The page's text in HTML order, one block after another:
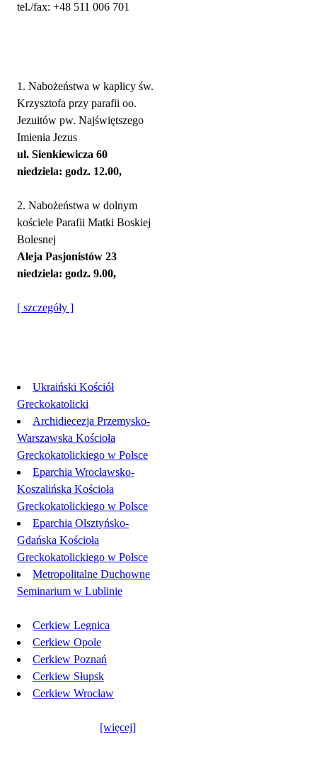
tel./fax: +48 511 006 701
1. Nabożeństwa w kaplicy św.
Krzysztofa przy parafii oo.
Jezuitów pw. Najświętszego
Imienia Jezus
ul. Sienkiewicza 60
niedziela: godz. 12.00,
2. Nabożeństwa w dolnym
kościele Parafii Matki Boskiej
Bolesnej
Aleja Pasjonistów 23
niedziela: godz. 9.00,
[ szczegóły ]
Ukraiński Kościół
Greckokatolicki
Archidiecezja Przemysko-
Warszawska Kościoła
Greckokatolickiego w Polsce
Eparchia Wrocławsko-
Koszalińska Kościoła
Greckokatolickiego w Polsce
Eparchia Olsztyńsko-
Gdańska Kościoła
Greckokatolickiego w Polsce
Metropolitalne Duchowne
Seminarium w Lublinie
Cerkiew Legnica
Cerkiew Opole
Cerkiew Poznań
Cerkiew Słupsk
Cerkiew Wrocław
[więcej]